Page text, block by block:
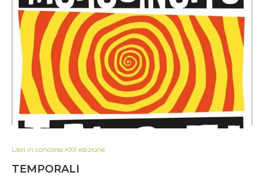
Libri in concorso XXII edizione
TEMPORALI